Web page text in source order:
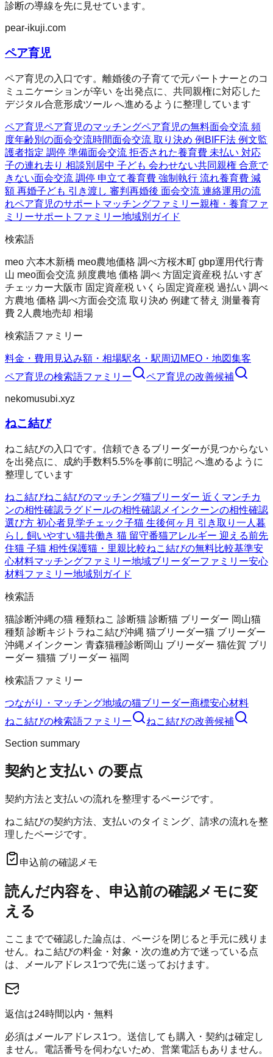
診断の導線を先に見せています。
pear-ikuji.com
ペア育児
ペア育児の入口です。離婚後の子育てで元パートナーとのコ
ミュニケーションが辛い を出発点に、共同親権に対応した
デジタル合意形成ツール へ進めるように整理しています
ペア育児ペア育児のマッチングペア育児の無料面会交流 頻
度年齢別の面会交流時間面会交流 取り決め 例 BIFF法 例文監
護者指定 調停 準備面会交流 拒否された養育費 未払い 対応
子の連れ去り 相談別居中 子ども 会わせない共同親権 合意で
きない面会交流 調停 申立て養育費 強制執行 流れ養育費 減
額 再婚子ども 引き渡し 審判 再婚後 面会交流 連絡運用の流
れペア育児のサポート マッチングファミリー親権・養育ファ
ミリーサポートファミリー地域別ガイド
検索語
meo 六本木新橋 meo農地価格 調べ方桜木町 gbp運用代行青
山 meo面会交流 頻度農地 価格 調べ 方固定資産税 払いすぎ
チェッカー大阪市 固定資産税 いくら 固定資産税 過払い 調べ
方農地 価格 調べ方面会交流 取り決め 例建て替え 測量養育
費 2人 農地売却 相場
検索語ファミリー
料金・費用 見込み額・相場駅名・駅周辺 MEO・地図集客
ペア育児の検索語ファミリー ペア育児の改善候補
nekomusubi.xyz
ねこ結び
ねこ結びの入口です。信頼できるブリーダーが見つからない
を出発点に、成約手数料5.5%を事前に明記 へ進めるように
整理しています
ねこ結びねこ結びのマッチング猫ブリーダー 近く マンチカ
ンの相性確認ラグドールの相性確認 メインクーンの相性確認
選び方 初心者見学チェック子猫 生後何ヶ月 引き取り 一人暮
らし 飼いやすい猫共働き 猫 留守番猫アレルギー 迎える前先
住猫 子猫 相性保護猫・里親比較ねこ結びの無料比較基準安
心材料マッチングファミリー地域ブリーダーファミリー安心
材料ファミリー地域別ガイド
検索語
猫診断沖縄の猫 種類ねこ 診断猫 診断猫 ブリーダー 岡山猫
種類 診断キジトラねこ結び沖縄 猫ブリーダー猫 ブリーダー
沖縄 メインクーン 青森猫種診断岡山 ブリーダー 猫佐賀 ブリ
ーダー 猫猫 ブリーダー 福岡
検索語ファミリー
つながり・マッチング地域の猫ブリーダー商標安心材料
ねこ結びの検索語ファミリー ねこ結びの改善候補
Section summary
契約と支払い の要点
契約方法と支払いの流れを整理するページです。
ねこ結びの契約方法、支払いのタイミング、請求の流れを整
理したページです。
申込前の確認メモ
読んだ内容を、申込前の確認メモに変
える
ここまでで確認した論点は、ページを閉じると手元に残りま
せん。 ねこ結びの料金・対象・次の進め方で迷っている点
は、メールアドレス1つで先に送っておけます。
返信は24時間以内・無料
必須はメールアドレス1つ。送信しても購入・契約は確定し
ません。電話番号を伺わないため、営業電話もありません。